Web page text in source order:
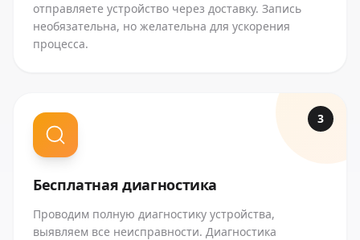
отправляете устройство через доставку. Запись
необязательна, но желательна для ускорения
процесса.
3
Бесплатная диагностика
Проводим полную диагностику устройства,
выявляем все неисправности. Диагностика